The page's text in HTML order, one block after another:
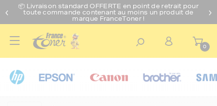
📦 Livraison standard OFFERTE en point de retrait pour
toute commande contenant au moins un produit de
marque FranceToner !
0